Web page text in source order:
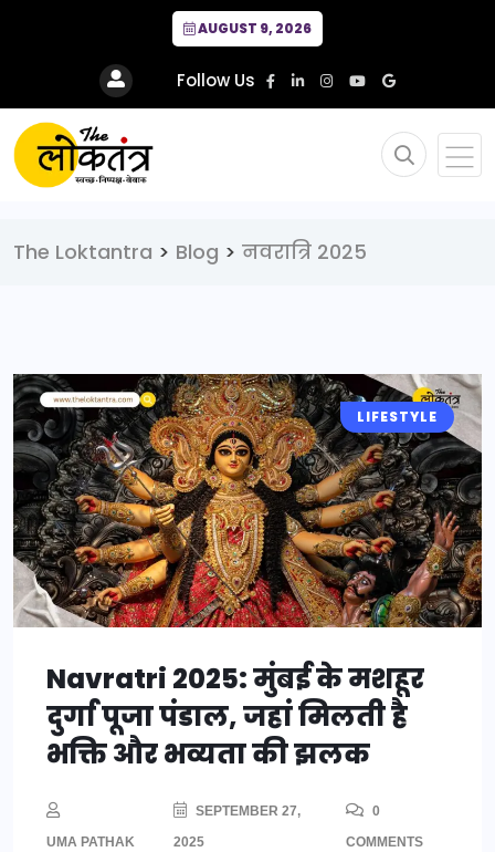
AUGUST 9, 2026
Follow Us
The Loktantra > Blog > नवरात्रि 2025
LIFESTYLE
Navratri 2025: मुंबई के मशहूर
दुर्गा पूजा पंडाल, जहां मिलती है
भक्ति और भव्यता की झलक
UMA PATHAK
SEPTEMBER 27,
2025
0
COMMENTS